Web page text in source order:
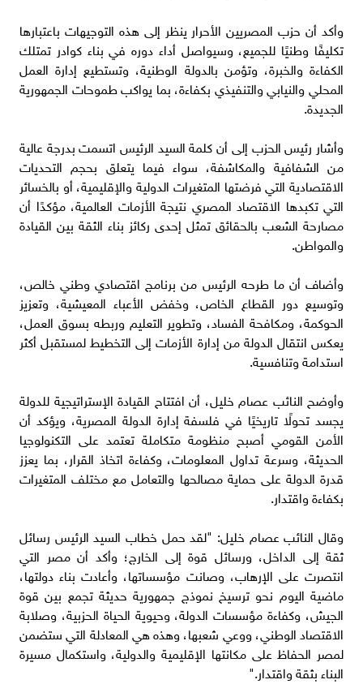
وأكد أن حزب المصريين الأحرار ينظر إلى هذه التوجيهات باعتبارها
تكليفًا وطنيًا للجميع، وسيواصل أداء دوره في بناء كوادر تمتلك
الكفاءة والخبرة، وتؤمن بالدولة الوطنية، وتستطيع إدارة العمل
المحلي والنيابي والتنفيذي بكفاءة، بما يواكب طموحات الجمهورية
الجديدة.
وأشار رئيس الحزب إلى أن كلمة السيد الرئيس اتسمت بدرجة عالية
من الشفافية والمكاشفة، سواء فيما يتعلق بحجم التحديات
الاقتصادية التي فرضتها المتغيرات الدولية والإقليمية، أو بالخسائر
التي تكبدها الاقتصاد المصري نتيجة الأزمات العالمية، مؤكدًا أن
مصارحة الشعب بالحقائق تمثل إحدى ركائز بناء الثقة بين القيادة
والمواطن.
وأضاف أن ما طرحه الرئيس من برنامج اقتصادي وطني خالص،
وتوسيع دور القطاع الخاص، وخفض الأعباء المعيشية، وتعزيز
الحوكمة، ومكافحة الفساد، وتطوير التعليم وربطه بسوق العمل،
يعكس انتقال الدولة من إدارة الأزمات إلى التخطيط لمستقبل أكثر
استدامة وتنافسية.
وأوضح النائب عصام خليل، أن افتتاح القيادة الإستراتيجية للدولة
يجسد تحولًا تاريخيًا في فلسفة إدارة الدولة المصرية، ويؤكد أن
الأمن القومي أصبح منظومة متكاملة تعتمد على التكنولوجيا
الحديثة، وسرعة تداول المعلومات، وكفاءة اتخاذ القرار، بما يعزز
قدرة الدولة على حماية مصالحها والتعامل مع مختلف المتغيرات
بكفاءة واقتدار.
وقال النائب عصام خليل: "لقد حمل خطاب السيد الرئيس رسائل
ثقة إلى الداخل، ورسائل قوة إلى الخارج؛ وأكد أن مصر التي
انتصرت على الإرهاب، وصانت مؤسساتها، وأعادت بناء دولتها،
ماضية اليوم نحو ترسيخ نموذج جمهورية حديثة تجمع بين قوة
الجيش، وكفاءة مؤسسات الدولة، وحيوية الحياة الحزبية، وصلابة
الاقتصاد الوطني، ووعي شعبها، وهذه هي المعادلة التي ستضمن
لمصر الحفاظ على مكانتها الإقليمية والدولية، واستكمال مسيرة
البناء بثقة واقتدار."